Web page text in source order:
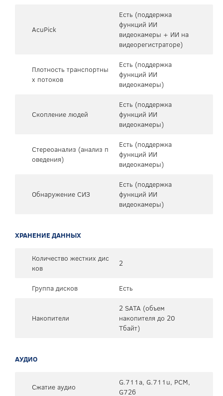
AcuPick
Есть (поддержка
функций ИИ
видеокамеры + ИИ на
видеорегистраторе)
Плотность транспортны
х потоков
Есть (поддержка
функций ИИ
видеокамеры)
Скопление людей
Есть (поддержка
функций ИИ
видеокамеры)
Стереоанализ (анализ п
оведения)
Есть (поддержка
функций ИИ
видеокамеры)
Обнаружение СИЗ
Есть (поддержка
функций ИИ
видеокамеры)
ХРАНЕНИЕ ДАННЫХ
Количество жестких дис
ков
2
Группа дисков Есть
Накопители
2 SATA (объем
накопителя до 20
Тбайт)
АУДИО
Сжатие аудио
G.711a, G.711u, PCM,
G726